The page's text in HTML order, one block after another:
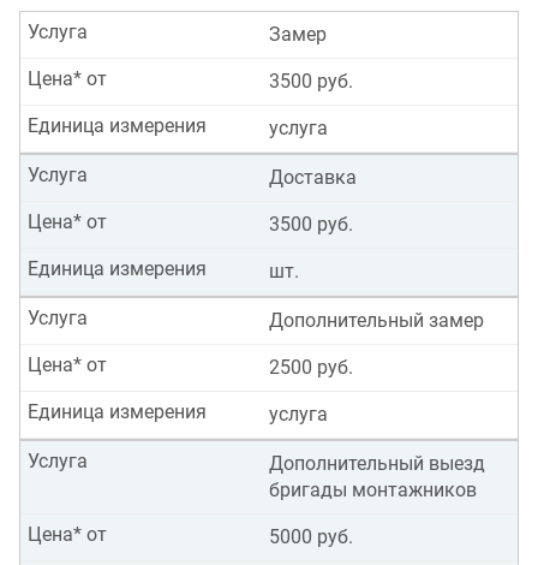
Замер
Услуга
3500 руб.
Цена* от
услуга
Единица измерения
Доставка
Услуга
3500 руб.
Цена* от
шт.
Единица измерения
Дополнительный замер
Услуга
2500 руб.
Цена* от
услуга
Единица измерения
Дополнительный выезд
бригады монтажников
Услуга
5000 руб.
Цена* от